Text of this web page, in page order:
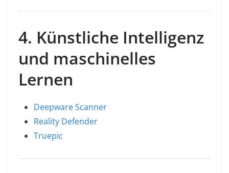
4. Künstliche Intelligenz
und maschinelles
Lernen
Deepware Scanner
Reality Defender
Truepic